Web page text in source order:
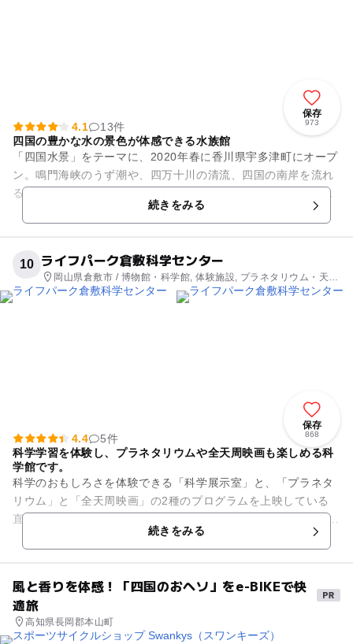
保存
973
4.1
13件
四国の豊かな水の景色が体感できる水族館
「四国水景」をテーマに、2020年春に香川県宇多津町にオープ
ン。鳴門海峡のうず潮や、四万十川の清流、四国の南岸を流れ
る世界最大の暖流「黒潮」など、さまざまな四国の水景を通じ
て、生きものたちの生息...続きをみる
10 ライフパーク倉敷科学センター
岡山県倉敷市 / 博物館・科学館, 体験施設, プラネタリウム・天文
台
保存
868
4.4
5件
科学学習を体験し、プラネタリウムや全天周映画も楽しめる科
学館です。
科学のおもしろさを体験できる「科学展示室」と、「プラネタ
リウム」と「全天周映画」の2種のプログラムを上映している
直径21ｍの大型ドームから成る科学館です。 科学展示室では、
続きをみる
風と香りを体感！「四国のおヘソ」をe-BIKEで快
適旅
高知県長岡郡本山町